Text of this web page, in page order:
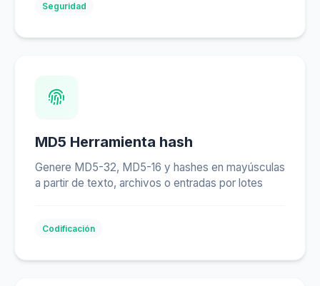
Seguridad
MD5 Herramienta hash
Genere MD5-32, MD5-16 y hashes en mayúsculas
a partir de texto, archivos o entradas por lotes
Codificación